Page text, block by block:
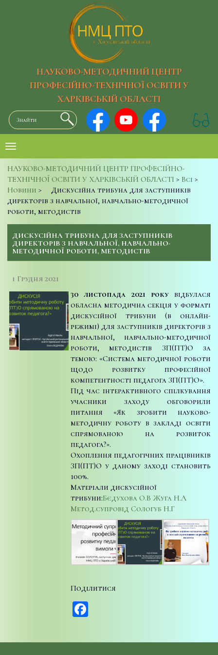
НАУКОВО-МЕТОДИЧНИЙ ЦЕНТР
ПРОФЕСІЙНО-ТЕХНІЧНОЇ ОСВІТИ У
ХАРКІВСЬКІЙ ОБЛАСТІ
НАУКОВО-МЕТОДИЧНИЙ ЦЕНТР ПРОФЕСІЙНО-
ТЕХНІЧНОЇ ОСВІТИ У ХАРКІВСЬКІЙ ОБЛАСТІ > Всі >
Новини >
Дискусійна трибуна для заступників
директорів з навчальної, навчально-методичної
роботи, методистів
ДИСКУСІЙНА ТРИБУНА ДЛЯ ЗАСТУПНИКІВ
ДИРЕКТОРІВ З НАВЧАЛЬНОЇ, НАВЧАЛЬНО-
МЕТОДИЧНОЇ РОБОТИ, МЕТОДИСТІВ
1 Грудня 2021
30 листопада 2021 рокувідбулася
обласна методична секція у форматі
дискусійної трибуни (в онлайн-
режимі) для заступників директорів з
навчальної, навчально-методичної
роботи, методистів ЗП(ПТ)О за
темою: «Система методичної роботи
щодо розвитку професійної
компетентності педагога ЗП(ПТ)О».
Під час інтерактивного спілкування
учасники заходу обговорили
питання «Як зробити науково-
методичну роботу в закладі освіти
спрямованою на розвиток
педагога?».
Охоплення педагогічних працівників
ЗП(ПТ)О у даному заході становить
100%.
Матеріали дискусійної
трибуни:Бєдухова О.В Жуга Н.А
Метод.супровід Сологуб Н.Г
Поділитися